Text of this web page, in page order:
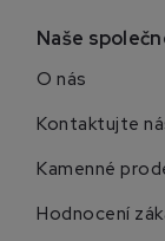
Naše
O nás
Kontaktujte
Kamenné
Hodnocení